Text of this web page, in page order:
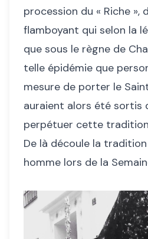
procession du « Riche »,
flamboyant qui selon la
que sous le règne de
telle épidémie que
mesure de porter le
auraient alors été sortis
perpétuer cette
De là découle la
homme lors de la